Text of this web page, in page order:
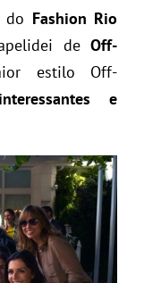
do Fashion Rio
de Off-
estilo Off-
e